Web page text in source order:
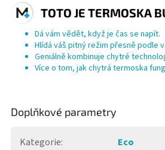
TOTO JE TERMOSKA
Dá vám vědět, když je čas se napít.
Hlídá váš pitný režim přesně podle
Geniálně kombinuje chytré
Více o tom, jak chytrá termoska
Doplňkové parametry
Kategorie:
Eco